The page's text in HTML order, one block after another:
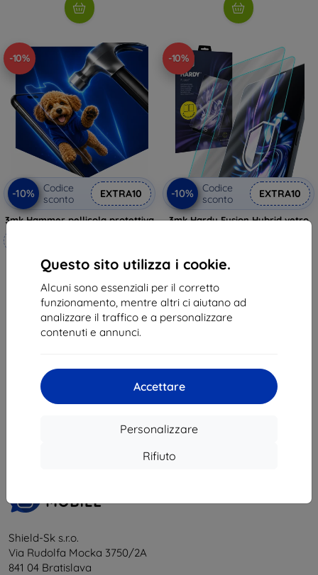
Questo sito utilizza i cookie.
Alcuni sono essenziali per il corretto
funzionamento, mentre altri ci aiutano ad
analizzare il traffico e a personalizzare
contenuti e annunci.
Accettare
Personalizzare
Rifiuto
-10%
-10%
Codice
sconto
EXTRA10
3mk Hammer pellicola protettiva
20,90 €
18,81 €
In magazzino 4 pz
-10%
-10%
Codice
sconto
EXTRA10
3mk Hardy Fusion Hybrid vetro
24,22 €
In magazzino > 5 pz
del totale
Shield-Sk s.r.o.
Via Rudolfa Mocka 3750/2A
841 04 Bratislava